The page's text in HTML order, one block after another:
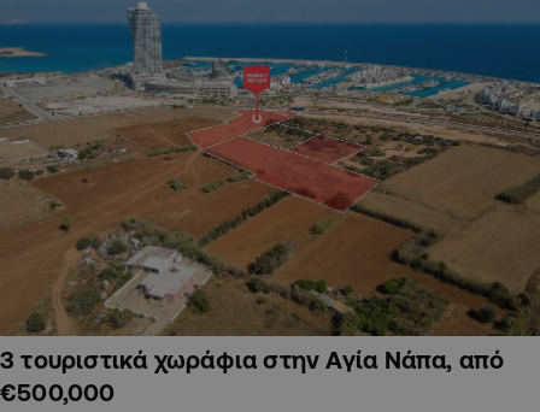
3 τουριστικά χωράφια στην Αγία Νάπα, από
€500,000